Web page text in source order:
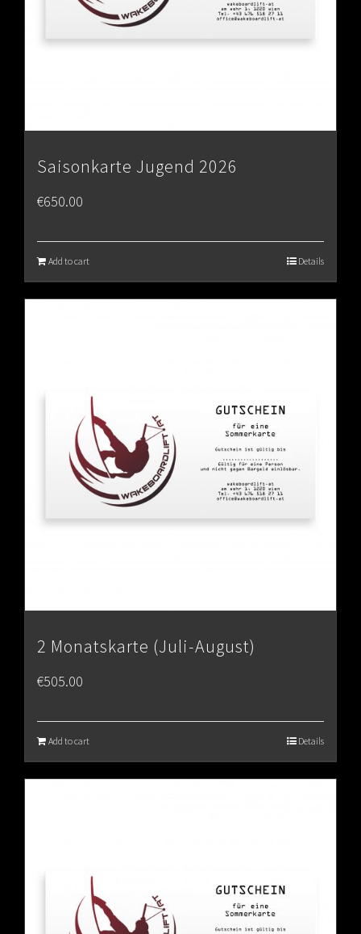
Saisonkarte Jugend 2026
€650.00
Add to cart Details
2 Monatskarte (Juli-August)
€505.00
Add to cart Details